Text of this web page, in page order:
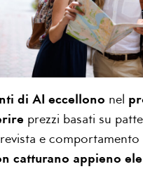
di AI eccellono nel
prezzi basati su
e comportamento
catturano appieno